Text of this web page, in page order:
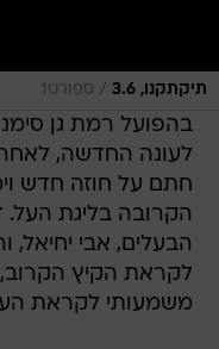
תיקתקנו, 3.6 / ספורט1
בהפועל רמת גן
לעונה החדשה,
חתם על חוזה חדש
הקרובה בליגת העל.
הבעלים, אבי יחיאל,
לקראת הקיץ
משמעותי לקראת